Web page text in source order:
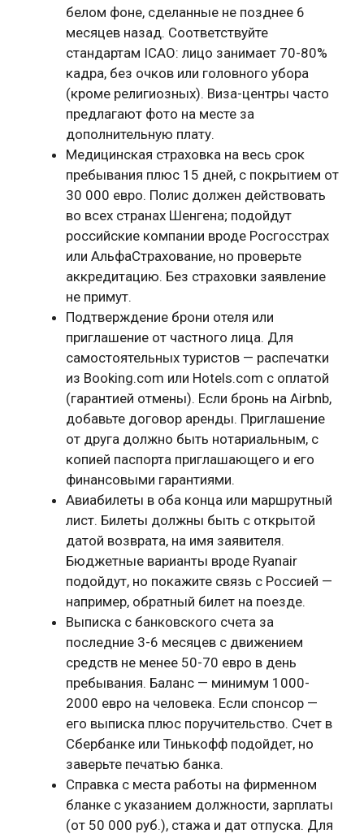
белом фоне, сделанные не позднее 6
месяцев назад. Соответствуйте
стандартам ICAO: лицо занимает 70-80%
кадра, без очков или головного убора
(кроме религиозных). Виза-центры часто
предлагают фото на месте за
дополнительную плату.
Медицинская страховка на весь срок
пребывания плюс 15 дней, с покрытием от
30 000 евро. Полис должен действовать
во всех странах Шенгена; подойдут
российские компании вроде Росгосстрах
или АльфаСтрахование, но проверьте
аккредитацию. Без страховки заявление
не примут.
Подтверждение брони отеля или
приглашение от частного лица. Для
самостоятельных туристов — распечатки
из Booking.com или Hotels.com с оплатой
(гарантией отмены). Если бронь на Airbnb,
добавьте договор аренды. Приглашение
от друга должно быть нотариальным, с
копией паспорта приглашающего и его
финансовыми гарантиями.
Авиабилеты в оба конца или маршрутный
лист. Билеты должны быть с открытой
датой возврата, на имя заявителя.
Бюджетные варианты вроде Ryanair
подойдут, но покажите связь с Россией —
например, обратный билет на поезде.
Выписка с банковского счета за
последние 3-6 месяцев с движением
средств не менее 50-70 евро в день
пребывания. Баланс — минимум 1000-
2000 евро на человека. Если спонсор —
его выписка плюс поручительство. Счет в
Сбербанке или Тинькофф подойдет, но
заверьте печатью банка.
Справка с места работы на фирменном
бланке с указанием должности, зарплаты
(от 50 000 руб.), стажа и дат отпуска. Для